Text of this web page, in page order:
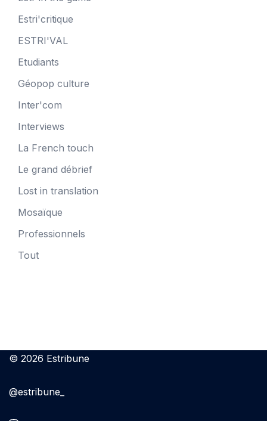
Estri'critique
ESTRI'VAL
Etudiants
Géopop culture
Inter'com
Interviews
La French touch
Le grand débrief
Lost in translation
Mosaïque
Professionnels
Tout
© 2026 Estribune
@estribune_